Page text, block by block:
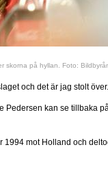
skorna på hyllan. Foto:
och det är jag stolt
kan se tillbaka
mot Holland och